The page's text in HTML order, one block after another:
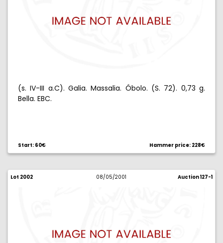
(s. IV-III a.C). Galia. Massalia. Óbolo. (S. 72). 0,73 g.
Bella. EBC.
Start: 60€ Hammer price: 228€
Lot 2002 08/05/2001 Auction 127-1